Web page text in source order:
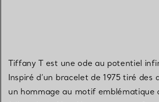
Tiffany T est une ode au potentiel
Inspiré d’un bracelet de 1975 tiré des
un hommage au motif emblématique